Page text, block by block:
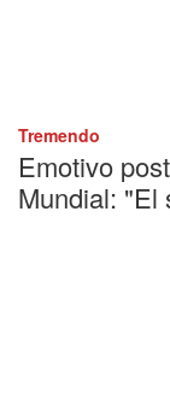
Tremendo
Emotivo
Mundial: "El